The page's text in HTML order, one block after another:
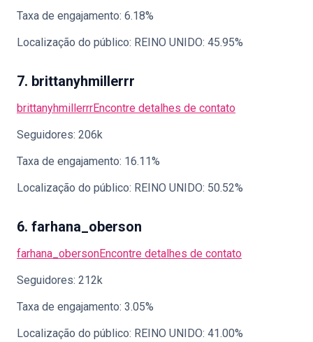
Taxa de engajamento: 6.18%
Localização do público: REINO UNIDO: 45.95%
7. brittanyhmillerrr
brittanyhmillerrrEncontre detalhes de contato
Seguidores: 206k
Taxa de engajamento: 16.11%
Localização do público: REINO UNIDO: 50.52%
6. farhana_oberson
farhana_obersonEncontre detalhes de contato
Seguidores: 212k
Taxa de engajamento: 3.05%
Localização do público: REINO UNIDO: 41.00%